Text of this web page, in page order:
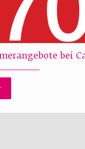
bei